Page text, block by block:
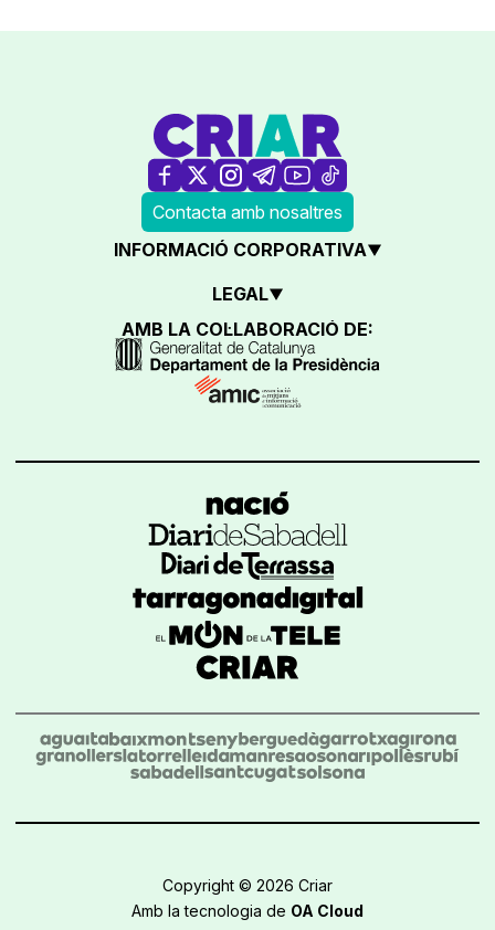
Contacta amb nosaltres
INFORMACIÓ CORPORATIVA
LEGAL
AMB LA COL·LABORACIÓ DE:
Copyright © 2026 Criar
Amb la tecnologia de OA Cloud